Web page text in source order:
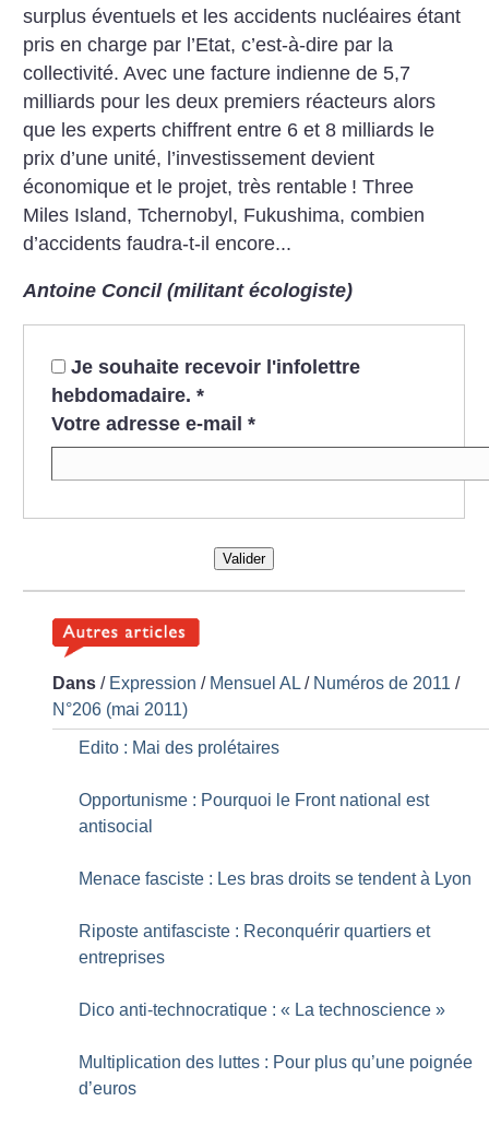
surplus éventuels et les accidents nucléaires étant
pris en charge par l’Etat, c’est-à-dire par la
collectivité. Avec une facture indienne de 5,7
milliards pour les deux premiers réacteurs alors
que les experts chiffrent entre 6 et 8 milliards le
prix d’une unité, l’investissement devient
économique et le projet, très rentable ! Three
Miles Island, Tchernobyl, Fukushima, combien
d’accidents faudra-t-il encore...
Antoine Concil (militant écologiste)
Je souhaite recevoir l'infolettre
hebdomadaire. *
Votre adresse e-mail *
Valider
Dans / Expression / Mensuel AL / Numéros de 2011 /
N°206 (mai 2011)
Edito : Mai des prolétaires
Opportunisme : Pourquoi le Front national est
antisocial
Menace fasciste : Les bras droits se tendent à Lyon
Riposte antifasciste : Reconquérir quartiers et
entreprises
Dico anti-technocratique : « La technoscience »
Multiplication des luttes : Pour plus qu’une poignée
d’euros